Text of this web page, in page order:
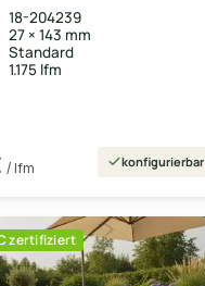
18-204239
27 × 143 mm
Standard
1.175 lfm
/ lfm konfigurierbar
zertifiziert